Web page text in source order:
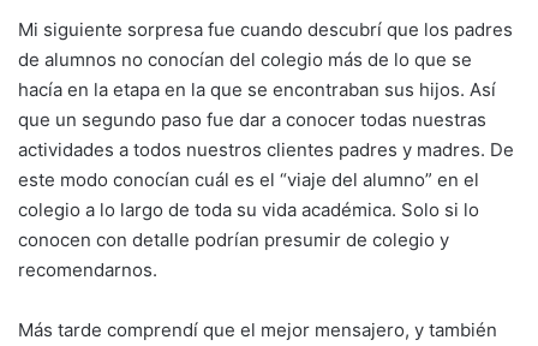
Mi siguiente sorpresa fue cuando descubrí que los padres
de alumnos no conocían del colegio más de lo que se
hacía en la etapa en la que se encontraban sus hijos. Así
que un segundo paso fue dar a conocer todas nuestras
actividades a todos nuestros clientes padres y madres. De
este modo conocían cuál es el “viaje del alumno” en el
colegio a lo largo de toda su vida académica. Solo si lo
conocen con detalle podrían presumir de colegio y
recomendarnos.
Más tarde comprendí que el mejor mensajero, y también